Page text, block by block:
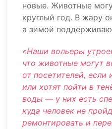
новые. Животные
круглый год. В жару
а зимой
«Наши вольеры
что животные могут
от посетителей, если
или хотят пойти в
воды — у них есть
куда человек не
ремонтировать и